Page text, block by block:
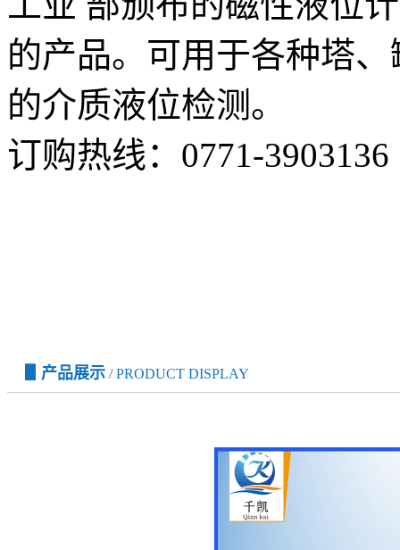
的产品。可用于各种塔
的介质液位检测。
订购热线： 0771-3903136
▋产品展示 / PRODUCT DISPLAY